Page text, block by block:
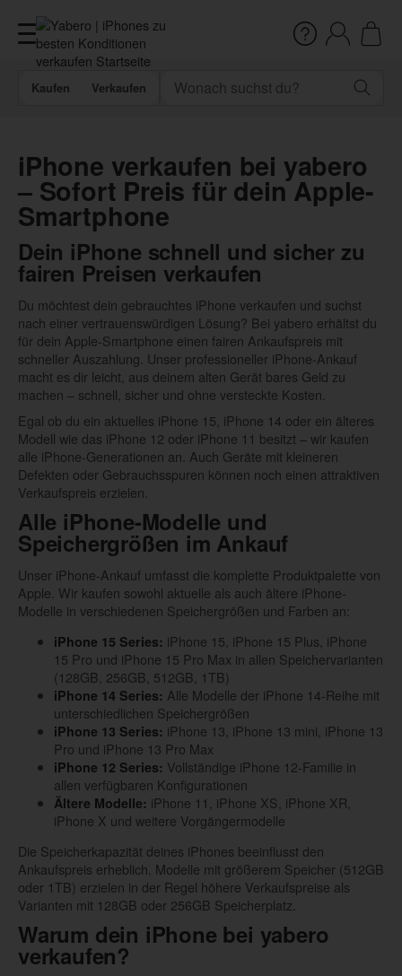
Kaufen Verkaufen
iPhone verkaufen bei yabero
– Sofort Preis für dein Apple-
Smartphone
Dein iPhone schnell und sicher zu
fairen Preisen verkaufen
Du möchtest dein gebrauchtes iPhone verkaufen und suchst
nach einer vertrauenswürdigen Lösung? Bei yabero erhältst du
für dein Apple-Smartphone einen fairen Ankaufspreis mit
schneller Auszahlung. Unser professioneller iPhone-Ankauf
macht es dir leicht, aus deinem alten Gerät bares Geld zu
machen – schnell, sicher und ohne versteckte Kosten.
Egal ob du ein aktuelles iPhone 15, iPhone 14 oder ein älteres
Modell wie das iPhone 12 oder iPhone 11 besitzt – wir kaufen
alle iPhone-Generationen an. Auch Geräte mit kleineren
Defekten oder Gebrauchsspuren können noch einen attraktiven
Verkaufspreis erzielen.
Alle iPhone-Modelle und
Speichergrößen im Ankauf
Unser iPhone-Ankauf umfasst die komplette Produktpalette von
Apple. Wir kaufen sowohl aktuelle als auch ältere iPhone-
Modelle in verschiedenen Speichergrößen und Farben an:
iPhone 15 Series: iPhone 15, iPhone 15 Plus, iPhone
15 Pro und iPhone 15 Pro Max in allen Speichervarianten
(128GB, 256GB, 512GB, 1TB)
iPhone 14 Series: Alle Modelle der iPhone 14-Reihe mit
unterschiedlichen Speichergrößen
iPhone 13 Series: iPhone 13, iPhone 13 mini, iPhone 13
Pro und iPhone 13 Pro Max
iPhone 12 Series: Vollständige iPhone 12-Familie in
allen verfügbaren Konfigurationen
Ältere Modelle: iPhone 11, iPhone XS, iPhone XR,
iPhone X und weitere Vorgängermodelle
Die Speicherkapazität deines iPhones beeinflusst den
Ankaufspreis erheblich. Modelle mit größerem Speicher (512GB
oder 1TB) erzielen in der Regel höhere Verkaufspreise als
Varianten mit 128GB oder 256GB Speicherplatz.
Warum dein iPhone bei yabero
verkaufen?